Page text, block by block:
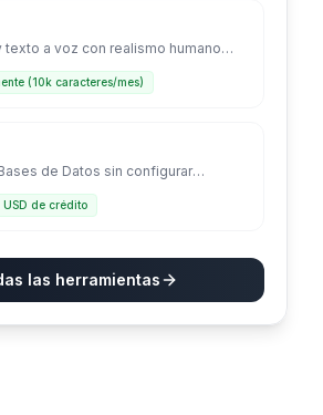
texto a voz con realismo humano
(10k caracteres/mes)
de Datos sin configurar
USD de crédito
las herramientas